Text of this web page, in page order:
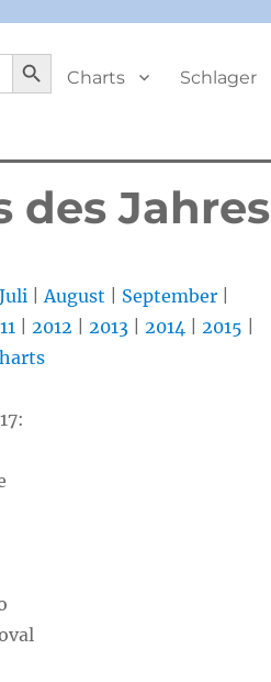
SEARCH BUTTON
Charts
Schlager
des Jahres
Juli |August September
|2012 |2013 |2014 |2015